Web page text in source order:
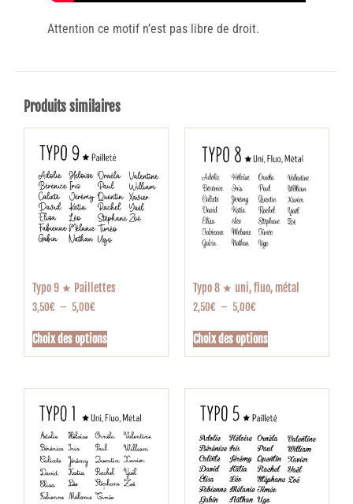
Attention ce motif n’est pas libre de droit.
Produits similaires
Typo 9 ★ Paillettes
3,50€ – 5,00€
Choix des options
Typo 8 ★ uni, fluo, métal
2,50€ – 5,00€
Choix des options